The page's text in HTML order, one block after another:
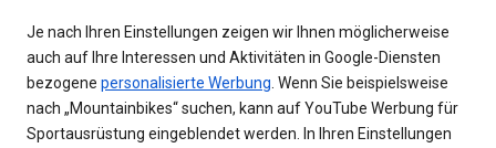
Je nach Ihren Einstellungen zeigen wir Ihnen möglicherweise
auch auf Ihre Interessen und Aktivitäten in Google-Diensten
bezogene personalisierte Werbung . Wenn Sie beispielsweise
nach „Mountainbikes“ suchen, kann auf YouTube Werbung für
Sportausrüstung eingeblendet werden. In Ihren Einstellungen